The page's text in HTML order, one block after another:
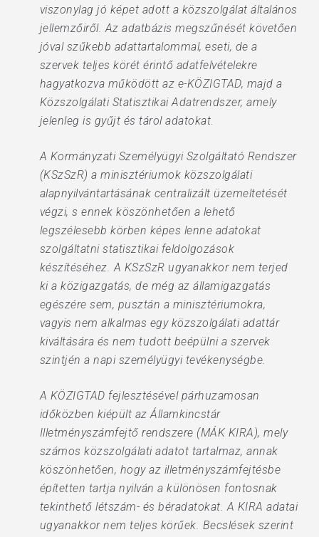
viszonylag jó képet adott a közszolgálat általános
jellemzőiről. Az adatbázis megszűnését követően
jóval szűkebb adattartalommal, eseti, de a
szervek teljes körét érintő adatfelvételekre
hagyatkozva működött az e-KÖZIGTAD, majd a
Közszolgálati Statisztikai Adatrendszer, amely
jelenleg is gyűjt és tárol adatokat.
A Kormányzati Személyügyi Szolgáltató Rendszer
(KSzSzR) a minisztériumok közszolgálati
alapnyilvántartásának centralizált üzemeltetését
végzi, s ennek köszönhetően a lehető
legszélesebb körben képes lenne adatokat
szolgáltatni statisztikai feldolgozások
készítéséhez. A KSzSzR ugyanakkor nem terjed
ki a közigazgatás, de még az államigazgatás
egészére sem, pusztán a minisztériumokra,
vagyis nem alkalmas egy közszolgálati adattár
kiváltására és nem tudott beépülni a szervek
szintjén a napi személyügyi tevékenységbe.
A KÖZIGTAD fejlesztésével párhuzamosan
időközben kiépült az Államkincstár
Illetményszámfejtő rendszere (MÁK KIRA), mely
számos közszolgálati adatot tartalmaz, annak
köszönhetően, hogy az illetményszámfejtésbe
építetten tartja nyilván a különösen fontosnak
tekinthető létszám- és béradatokat. A KIRA adatai
ugyanakkor nem teljes körűek. Becslések szerint